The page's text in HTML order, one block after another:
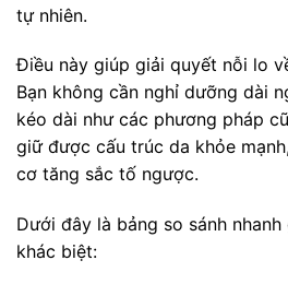
tự nhiên.
Điều này giúp giải quyết nỗi lo
Bạn không cần nghỉ dưỡng dài
kéo dài như các phương pháp
giữ được cấu trúc da khỏe
cơ tăng sắc tố ngược.
Dưới đây là bảng so sánh
khác biệt: